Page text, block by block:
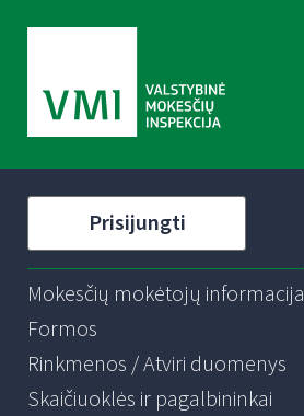
Prisijungti
Mokesčių mokėtojų informacija
Formos
Rinkmenos / Atviri duomenys
Skaičiuoklės ir pagalbininkai